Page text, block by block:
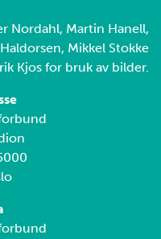
Nordahl, Martin Hanell,
Mikkel Stokke
Kjos for bruk av bilder.